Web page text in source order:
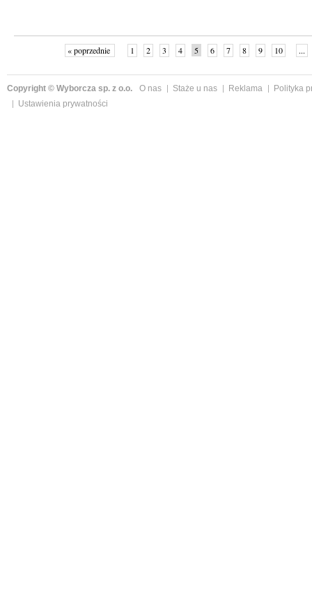
« poprzednie 1 2 3 4 5 6 7 8 9 10 ...
Copyright © Wyborcza sp. z o.o. O nas Staże u nas Reklama
Polityka
Ustawienia prywatności